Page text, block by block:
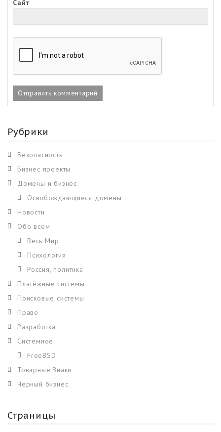
Сайт
Рубрики
Безопасность
Бизнес проекты
Домены и бизнес
Освобождающиеся домены
Новости
Обо всем
Весь Мир
Психология
Россия, политика
Платёжные системы
Поисковые системы
Право
Разработка
Системное
FreeBSD
Товарные Знаки
Черный бизнес
Страницы